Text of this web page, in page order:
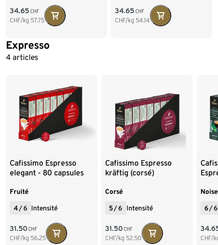
34.65 CHF
CHF/kg 57.75
34.65 CHF
CHF/kg 54.14
Expresso
4 articles
Cafissimo Espresso
elegant - 80 capsules
Fruité
4/6 Intensité
31.50CHF
CHF/kg 56.25
Cafissimo Espresso
kräftig (corsé)
Corsé
5/6 Intensité
31.50CHF
CHF/kg 52.50
6/6
CHF/
Fin de la liste